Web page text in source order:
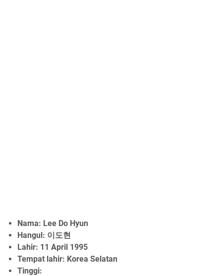
Nama: Lee Do Hyun
Hangul: 이도현
Lahir: 11 April 1995
Tempat lahir: Korea Selatan
Tinggi: